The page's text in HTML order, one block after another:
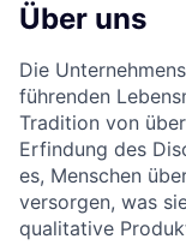
Über uns
Die
führenden
Tradition von
Erfindung des
es, Menschen
versorgen, was
qualitative